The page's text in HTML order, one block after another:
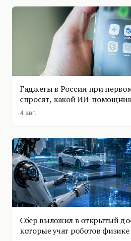
Гаджеты в России при
спросят, какой ИИ-
4 авг.
Сбер выложил в открытый
которые учат роботов физике